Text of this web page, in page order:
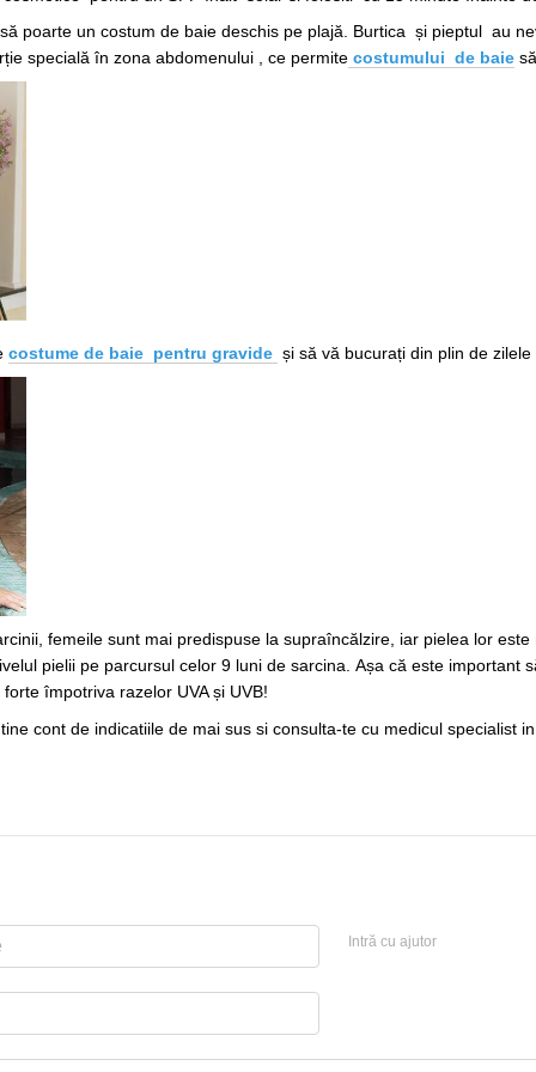
poarte un costum de baie deschis pe plajă. Burtica și pieptul au
specială în zona abdomenului , ce permite costumului de baie
costume de baie pentru gravide și să vă bucurați din plin de
femeile sunt mai predispuse la supraîncălzire, iar pielea lor
pielii pe parcursul celor 9 luni de sarcina. Așa că este important
împotriva razelor UVA și UVB!
cont de indicatiile de mai sus si consulta-te cu medicul specialist
Intră cu ajutor